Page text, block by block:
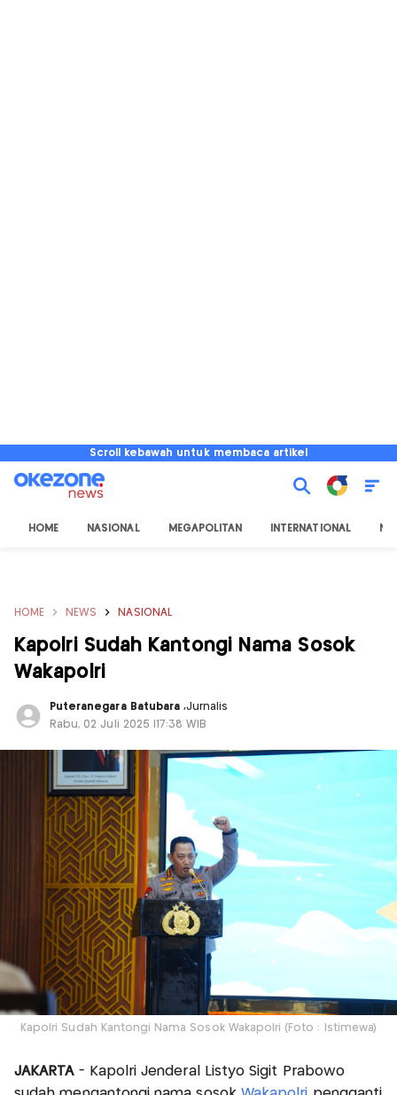
Scroll kebawah untuk membaca artikel
HOME NASIONAL MEGAPOLITAN INTERNATIONAL
HOME NEWS NASIONAL
Kapolri Sudah Kantongi Nama Sosok
Wakapolri
Puteranegara Batubara,Jurnalis
Rabu, 02 Juli 2025 |17:38 WIB
Kapolri Sudah Kantongi Nama Sosok Wakapolri (Foto : Istimewa)
JAKARTA- Kapolri Jenderal Listyo Sigit Prabowo